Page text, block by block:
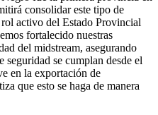
consolidar este tipo de
rol activo del Estado Provincial
fortalecido nuestras
del midstream, asegurando
seguridad se cumplan desde el
en la exportación de
que esto se haga de manera